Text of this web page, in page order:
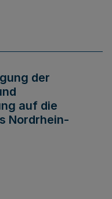
der
auf die
Nordrhein-